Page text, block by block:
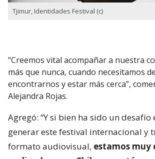
Tjimur, Identidades Festival (c)
“Creemos vital acompañar a nuestra
más que nunca, cuando necesitamos
encontrarnos y estar más cerca”,
Alejandra Rojas.
Agregó: “Y si bien ha sido un desafío
generar este festival internacional y
formato audiovisual, estamos muy